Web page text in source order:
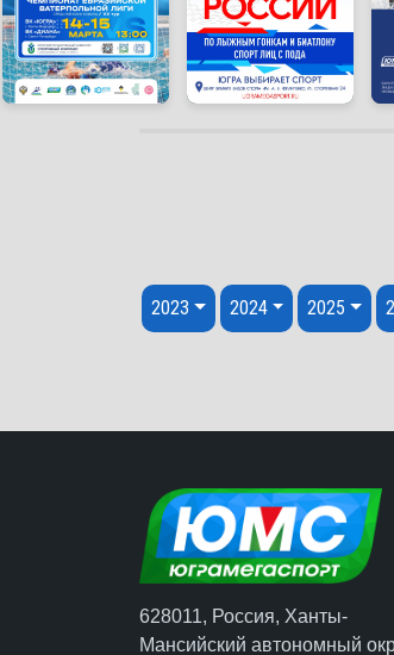
Перейти к содержанию
2023 2024 2025
628011, Россия, Ханты-
Мансийский автономный